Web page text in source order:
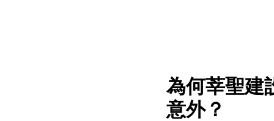
為何莘聖建
意外？